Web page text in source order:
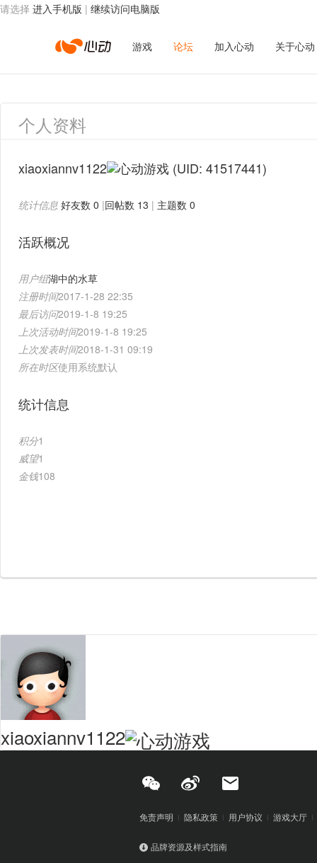
请选择 进入手机版 | 继续访问电脑版
心
动
网
络
游戏 论坛 加入心动 关于心动
个人资料
xiaoxiannv1122 (UID: 41517441)
统计信息 好友数 0 |回帖数 13 | 主题数 0
活跃概况
用户组湖中的水草
注册时间2017-1-28 22:35
最后访问2019-1-8 19:25
上次活动时间2019-1-8 19:25
上次发表时间2018-1-31 09:19
所在时区使用系统默认
统计信息
积分1
威望1
金钱108
xiaoxiannv1122
免责声明 隐私政策 用户协议 游戏大厅
品牌资源及样式指南